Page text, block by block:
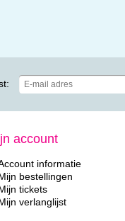
account
informatie
bestellingen
tickets
verlanglijst